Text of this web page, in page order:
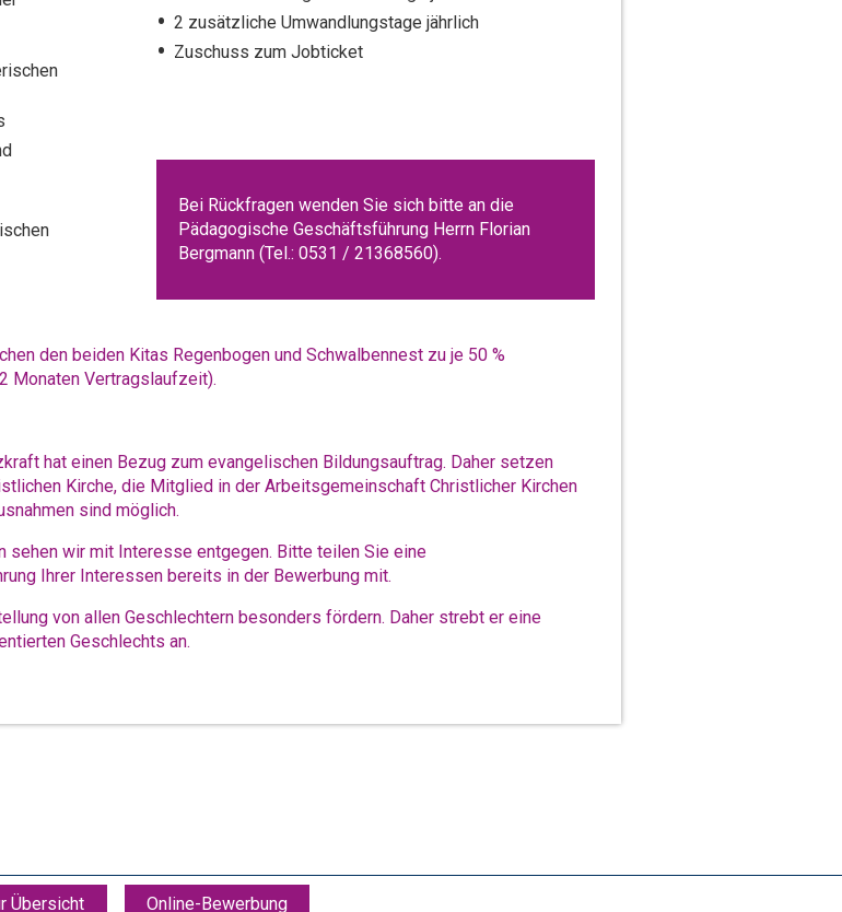
2 zusätzliche Umwandlungstage jährlich
Zuschuss zum Jobticket
Bei Rückfragen wenden Sie sich bitte an die
Pädagogische Geschäftsführung Herrn Florian
Bergmann (Tel.: 0531 / 21368560).
den beiden Kitas Regenbogen und Schwalbennest zu je 50 %
Monaten Vertragslaufzeit).
hat einen Bezug zum evangelischen Bildungsauftrag. Daher setzen
Kirche, die Mitglied in der Arbeitsgemeinschaft Christlicher Kirchen
sind möglich.
sehen wir mit Interesse entgegen. Bitte teilen Sie eine
Ihrer Interessen bereits in der Bewerbung mit.
von allen Geschlechtern besonders fördern. Daher strebt er eine
Geschlechts an.
Übersicht Online-Bewerbung